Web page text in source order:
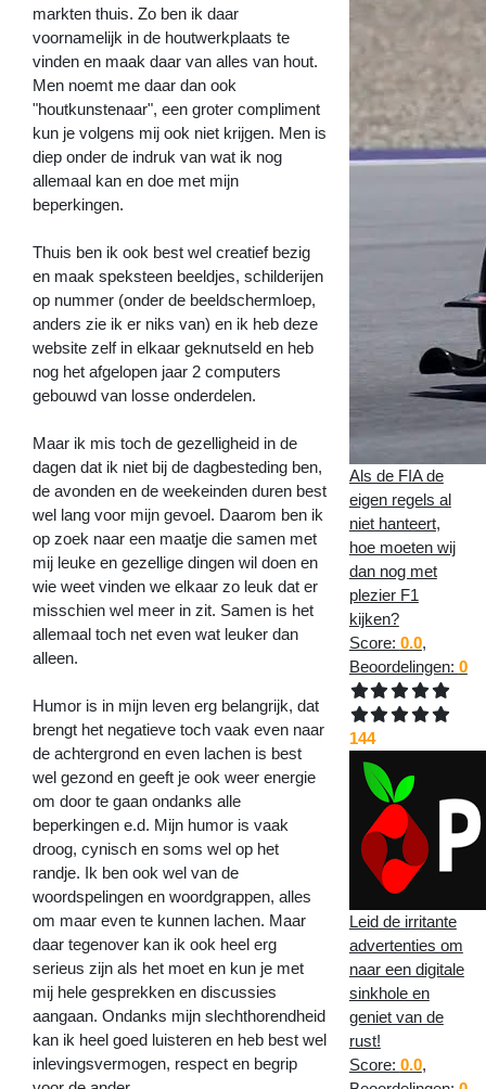
markten thuis. Zo ben ik daar
voornamelijk in de houtwerkplaats te
vinden en maak daar van alles van hout.
Men noemt me daar dan ook
"houtkunstenaar", een groter compliment
kun je volgens mij ook niet krijgen. Men is
diep onder de indruk van wat ik nog
allemaal kan en doe met mijn
beperkingen.
Thuis ben ik ook best wel creatief bezig
en maak speksteen beeldjes, schilderijen
op nummer (onder de beeldschermloep,
anders zie ik er niks van) en ik heb deze
website zelf in elkaar geknutseld en heb
nog het afgelopen jaar 2 computers
gebouwd van losse onderdelen.
Maar ik mis toch de gezelligheid in de
dagen dat ik niet bij de dagbesteding ben,
de avonden en de weekeinden duren best
wel lang voor mijn gevoel. Daarom ben ik
op zoek naar een maatje die samen met
mij leuke en gezellige dingen wil doen en
wie weet vinden we elkaar zo leuk dat er
misschien wel meer in zit. Samen is het
allemaal toch net even wat leuker dan
alleen.
Humor is in mijn leven erg belangrijk, dat
brengt het negatieve toch vaak even naar
de achtergrond en even lachen is best
wel gezond en geeft je ook weer energie
om door te gaan ondanks alle
beperkingen e.d. Mijn humor is vaak
droog, cynisch en soms wel op het
randje. Ik ben ook wel van de
woordspelingen en woordgrappen, alles
om maar even te kunnen lachen. Maar
daar tegenover kan ik ook heel erg
serieus zijn als het moet en kun je met
mij hele gesprekken en discussies
aangaan. Ondanks mijn slechthorendheid
kan ik heel goed luisteren en heb best wel
inlevingsvermogen, respect en begrip
Als de FIA de
eigen regels al
niet hanteert,
hoe moeten wij
dan nog met
plezier F1
kijken?
Score: 0.0,
Beoordelingen: 0
144
Leid de irritante
advertenties om
naar een digitale
sinkhole en
geniet van de
rust!
Score: 0.0,